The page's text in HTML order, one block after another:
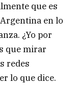
que es
en lo
¿Yo por
que mirar
redes
lo que dice.